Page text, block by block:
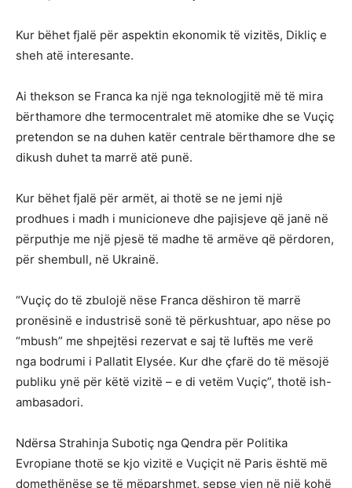
Kur bëhet fjalë për aspektin ekonomik të vizitës, Dikliç e
sheh atë interesante.
Ai thekson se Franca ka një nga teknologjitë më të mira
bërthamore dhe termocentralet më atomike dhe se Vuçiç
pretendon se na duhen katër centrale bërthamore dhe se
dikush duhet ta marrë atë punë.
Kur bëhet fjalë për armët, ai thotë se ne jemi një
prodhues i madh i municioneve dhe pajisjeve që janë në
përputhje me një pjesë të madhe të armëve që përdoren,
për shembull, në Ukrainë.
“Vuçiç do të zbulojë nëse Franca dëshiron të marrë
pronësinë e industrisë sonë të përkushtuar, apo nëse po
“mbush” me shpejtësi rezervat e saj të luftës me verë
nga bodrumi i Pallatit Elysée. Kur dhe çfarë do të mësojë
publiku ynë për këtë vizitë – e di vetëm Vuçiç”, thotë ish-
ambasadori.
Ndërsa Strahinja Subotiç nga Qendra për Politika
Evropiane thotë se kjo vizitë e Vuçiçit në Paris është më
domethënëse se të mëparshmet, sepse vjen në një kohë